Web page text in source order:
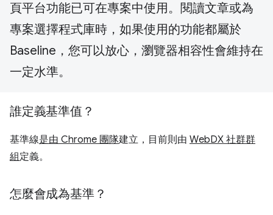
頁平台功能已可在專案中使用。閱讀文章或為
專案選擇程式庫時，如果使用的功能都屬於
Baseline，您可以放心，瀏覽器相容性會維持在
一定水準。
誰定義基準值？
基準線是由 Chrome 團隊建立，目前則由 WebDX 社群群
組定義。
怎麼會成為基準？